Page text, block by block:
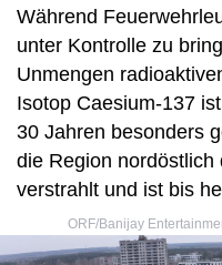
Während
unter Kontrolle zu
Unmengen
Isotop Caesium-137
30 Jahren besonders
die Region nordöstlich
verstrahlt und ist bis
ORF/Banijay